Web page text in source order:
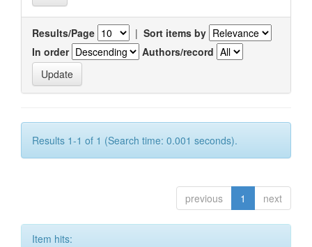
Results/Page | Sort items by
In order
Authors/record
Results 1-1 of 1 (Search time: 0.001 seconds).
previous 1 next
Item hits: